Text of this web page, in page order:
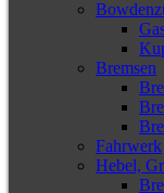
Bremsen
Fahrwerk
Hebel,